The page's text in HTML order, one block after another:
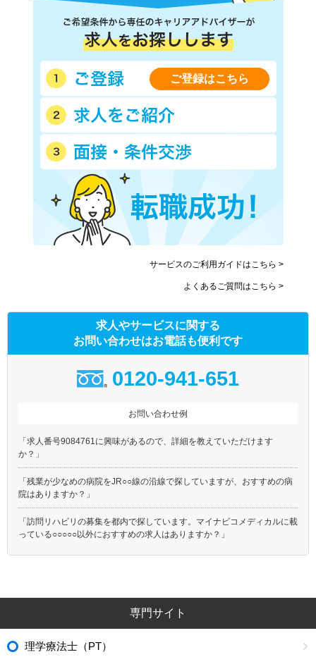
ご登録はこちら
サービスのご利用ガイドはこちら >
よくあるご質問はこちら >
求人やサービスに関する
お問い合わせはお電話も便利です
0120-941-651
お問い合わせ例
「求人番号9084761に興味があるので、詳細を教えていただけます
か？」
「残業が少なめの病院をJR○○線の沿線で探していますが、おすすめの病
院はありますか？」
「訪問リハビリの募集を都内で探しています。マイナビコメディカルに載
っている○○○○○以外におすすめの求人はありますか？」
専門サイト
理学療法士（PT）